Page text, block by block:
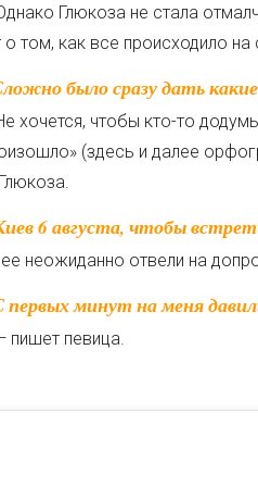
Глюкоза не стала
том, как все происходило
хочется, чтобы кто-то
(здесь и далее
неожиданно отвели на
пишет певица.